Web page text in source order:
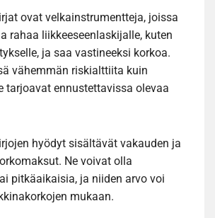
ovat velkainstrumentteja, joissa
rahaa liikkeeseenlaskijalle, kuten
ja saa vastineeksi korkoa.
vähemmän riskialttiita kuin
tarjoavat ennustettavissa olevaa
hyödyt sisältävät vakauden ja
Ne voivat olla
pitkäaikaisia, ja niiden arvo voi
mukaan.